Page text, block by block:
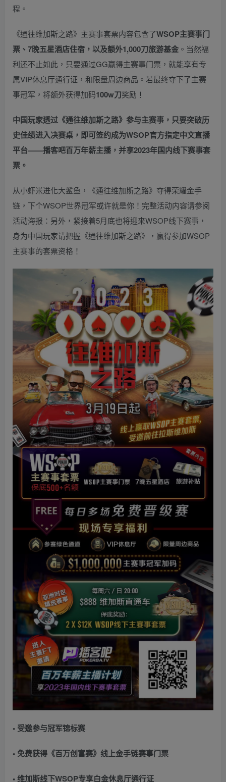
程。
《通往维加斯之路》主赛事套票内容包含了WSOP主赛事门
票、7晚五星酒店住宿，以及额外1,000刀旅游基金 。当然福
利还不止如此，只要通过GG赢得主赛事门票，就能享有专
属VIP休息厅通行证，和限量周边商品。若最终夺下了主赛
事冠军，将额外获得加码100w刀奖励！
中国玩家透过《通往维加斯之路》参与主赛事，只要突破历
史佳绩进入决赛桌，即可签约成为WSOP官方指定中文直播
平台——播客吧百万年薪主播，并享2023年国内线下赛事套
票。
从小虾米进化大鲨鱼，《通往维加斯之路》夺得荣耀金手
链，下个WSOP世界冠军或许就是你！完整活动内容请参阅
活动海报： 另外，紧接着5月底也将迎来WSOP线下赛事，
身为中国玩家请把握《通往维加斯之路》，赢得参加WSOP
主赛事的套票资格！
• 受邀参与冠军锦标赛
• 免费获得《百万创富赛》线上金手链赛事门票
• 维加斯线下WSOP专享白金休息厅通行证